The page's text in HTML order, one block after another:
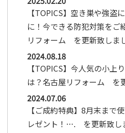
【TOPICS】空き巣や強盗
に！今できる防犯対策をご
リフォーム を更新致しま
2024.08.18
【TOPICS】今人気の小上
は？名古屋リフォーム を
2024.07.06
【ご成約特典】8月末まで
レゼント！…. を更新致し